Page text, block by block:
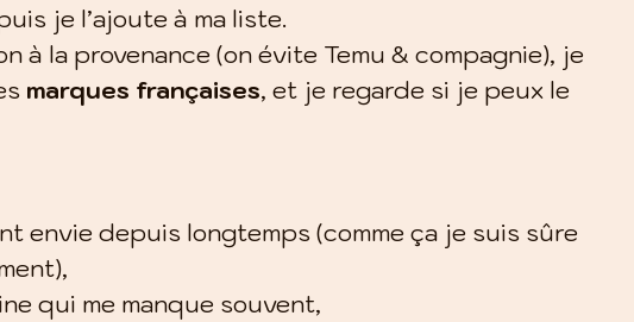
je l’ajoute à ma liste.
à la provenance (on évite Temu & compagnie), je
marques françaises, et je regarde si je peux le
envie depuis longtemps (comme ça je suis sûre
qui me manque souvent,